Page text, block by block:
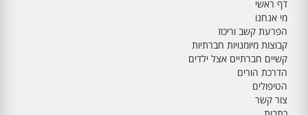
דף ראשי
מי אנחנו
הפרעת קשב וריכוז
קבוצות מיומנויות חברתיות
קשיים חברתיים אצל ילדים
הדרכת הורים
הטיפולים
צור קשר